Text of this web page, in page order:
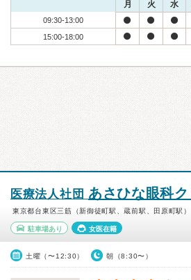
月 火 水
09:30-13:00
15:00-18:00
医療法人社団 あさひな眼科
東京都台東区三筋（新御徒町駅、蔵前駅、田原町駅）
駐車場あり 女医在籍
土曜（〜12:30） 朝（8:30〜）